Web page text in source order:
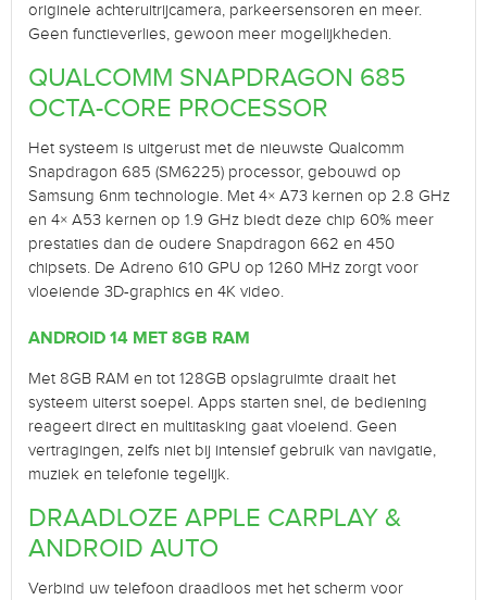
originele achteruitrijcamera, parkeersensoren en meer.
Geen functieverlies, gewoon meer mogelijkheden.
QUALCOMM SNAPDRAGON 685
OCTA-CORE PROCESSOR
Het systeem is uitgerust met de nieuwste Qualcomm
Snapdragon 685 (SM6225) processor, gebouwd op
Samsung 6nm technologie. Met 4× A73 kernen op 2.8 GHz
en 4× A53 kernen op 1.9 GHz biedt deze chip 60% meer
prestaties dan de oudere Snapdragon 662 en 450
chipsets. De Adreno 610 GPU op 1260 MHz zorgt voor
vloeiende 3D-graphics en 4K video.
ANDROID 14 MET 8GB RAM
Met 8GB RAM en tot 128GB opslagruimte draait het
systeem uiterst soepel. Apps starten snel, de bediening
reageert direct en multitasking gaat vloeiend. Geen
vertragingen, zelfs niet bij intensief gebruik van navigatie,
muziek en telefonie tegelijk.
DRAADLOZE APPLE CARPLAY &
ANDROID AUTO
Verbind uw telefoon draadloos met het scherm voor